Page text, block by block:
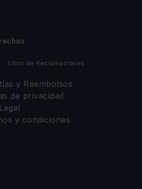
Libro de Reclamaciones
y Reembolsos
de privacidad
y condiciones